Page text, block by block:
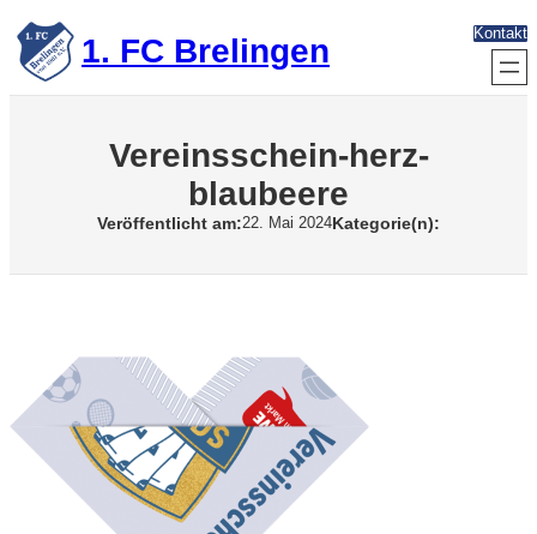
Zum
Inhalt
springen 1. FC Brelingen Kontakt
Vereinsschein-herz-
blaubeere
Veröffentlicht am:22. Mai 2024Kategorie(n):